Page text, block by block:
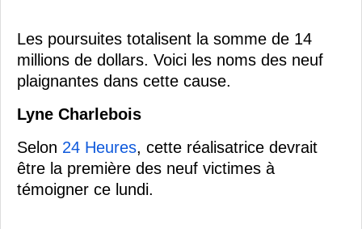
Les poursuites totalisent la somme de 14
millions de dollars. Voici les noms des neuf
plaignantes dans cette cause.
Lyne Charlebois
Selon 24 Heures, cette réalisatrice devrait
être la première des neuf victimes à
témoigner ce lundi.